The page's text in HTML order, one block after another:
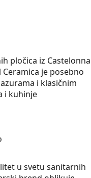
pločica iz Castelonna
je posebno
i klasičnim
i kuhinje
u svetu sanitarnih